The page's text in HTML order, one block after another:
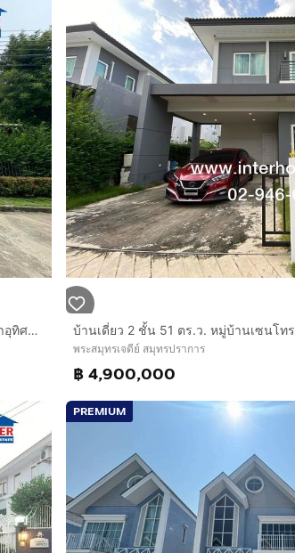
บ้านเดี่ยว 2 ชั้น 62.8 ตร.ว. หมู่บ้านเพฟประชาอุทิศ90 ซอยประชาอุทิศ90 ถนนประชาอุทิศ ถนนซอยประชาอุทิศ90 พระสมุทรเจดีย์ สมุทรปราการ
พระสมุทรเจดีย์ สมุทรปราการ
฿ 4,900,000
PREMIUM